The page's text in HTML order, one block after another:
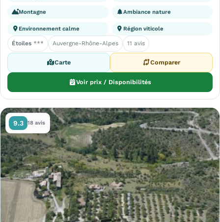
Montagne Ambiance nature
Environnement calme Région viticole
Étoiles *** Auvergne-Rhône-Alpes 11 avis
Carte Comparer
Voir prix / Disponibilités
9.3 18 avis